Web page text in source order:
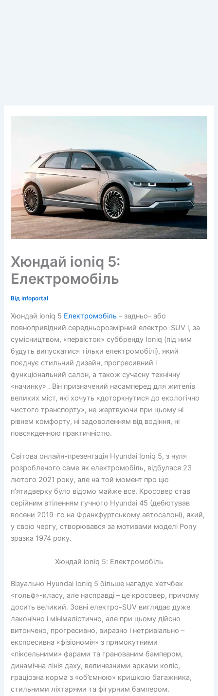
Хюндай ioniq 5:
Електромобіль
Відinfoportal
Хюндай ioniq 5 Електромобіль – задньо- або
повнопривідний середньорозмірний електро-SUV і, за
сумісництвом, «первісток» суббренду Ioniq (під ним
будуть випускатися тільки електромобілі), який
поєднує стильний дизайн, прогресивний і
функціональний салон, а також сучасну технічну
«начинку» . Він призначений насамперед для жителів
великих міст, які хочуть «доторкнутися до екологічно
чистого транспорту», ​​не жертвуючи при цьому ні
рівнем комфорту, ні задоволенням від водіння, ні
повсякденною практичністю.
Світова онлайн-презентація Hyundai Ioniq 5, з нуля
розробленого саме як електромобіль, відбулася 23
лютого 2021 року, але на той момент про цю
п’ятидверку було відомо майже все. Кросовер став
серійним втіленням гучного Hyundai 45 (дебютував
восени 2019-го на Франкфуртському автосалоні), який,
у свою чергу, створювався за мотивами моделі Pony
зразка 1974 року.
Хюндай ioniq 5: Електромобіль
Візуально Hyundai Ioniq 5 більше нагадує хетчбек
«гольф»-класу, але насправді – це кросовер, причому
досить великий. Зовні електро-SUV виглядає дуже
лаконічно і мінімалістично, але при цьому дійсно
витончено, прогресивно, виразно і нетривіально –
експресивна «фізіономія» з прямокутними
«піксельними» фарами та гранованим бампером,
динамічна лінія даху, величезними арками коліс,
граціозна корма з «об’ємною» кришкою багажника,
стильними ліхтарями та фігурним бампером.